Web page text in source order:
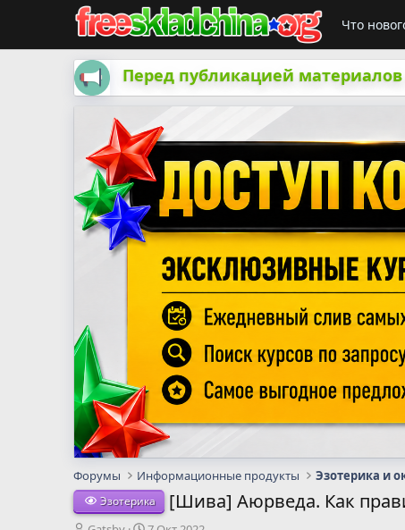
Что
Перед публикацией
Форумы Информационные продукты Эзотерика и
Эзотерика [Шива] Аюрведа. Как